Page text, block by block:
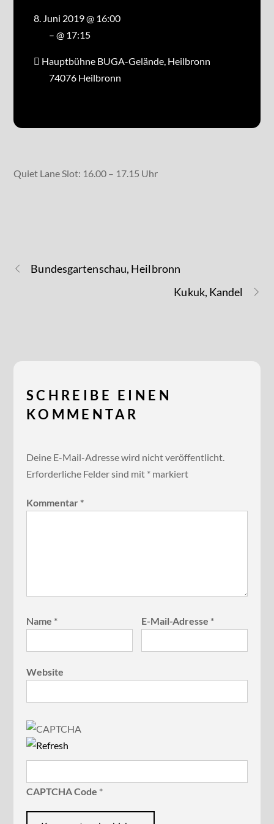
8. Juni 2019 @ 16:00
– @ 17:15
Hauptbühne BUGA-Gelände, Heilbronn
74076 Heilbronn
Quiet Lane Slot: 16.00 – 17.15 Uhr
Bundesgartenschau, Heilbronn
Kukuk, Kandel
SCHREIBE EINEN
KOMMENTAR
Deine E-Mail-Adresse wird nicht veröffentlicht.
Erforderliche Felder sind mit *markiert
Kommentar *
Name * E-Mail-Adresse *
Website
CAPTCHA Code *